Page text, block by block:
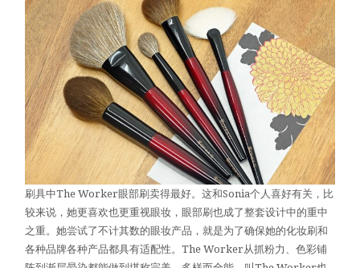
刷具中The Worker眼部刷卖得最好。这和Sonia个人喜好有关，比
较来说，她更喜欢也更重视眼妆，眼部刷也成了整套设计中的重中
之重。她尝试了不计其数的眼妆产品，就是为了确保她的化妆刷和
各种品牌各种产品都具有适配性。The Worker从抓粉力、色彩铺